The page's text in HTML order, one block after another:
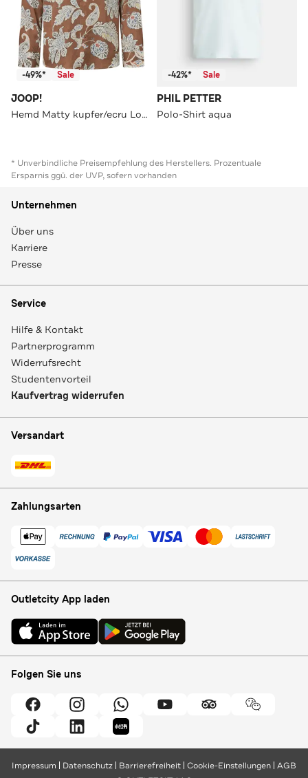
-49%* Sale
JOOP!
Hemd Matty kupfer/ecru Loose Fit
-42%* Sale
PHIL PETTER
Polo-Shirt aqua
* Unverbindliche Preisempfehlung des Herstellers. Prozentuale
Ersparnis ggü. der UVP, sofern vorhanden
Unternehmen
Über uns
Karriere
Presse
Service
Hilfe & Kontakt
Partnerprogramm
Widerrufsrecht
Studentenvorteil
Kaufvertrag widerrufen
Versandart
Zahlungsarten
Outletcity App laden
Folgen Sie uns
Impressum Datenschutz Barrierefreiheit Cookie-Einstellungen AGB